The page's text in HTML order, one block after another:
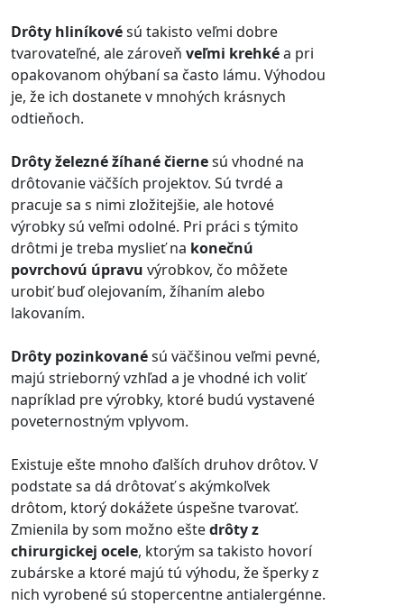
Drôty hliníkovésú takisto veľmi dobre
tvarovateľné, ale zároveň veľmi krehkéa pri
opakovanom ohýbaní sa často lámu. Výhodou
je, že ich dostanete v mnohých krásnych
odtieňoch.
Drôty železnéžíhané čiernesú vhodné na
drôtovanie väčších projektov. Sú tvrdé a
pracuje sa s nimi zložitejšie, ale hotové
výrobky sú veľmi odolné. Pri práci s týmito
drôtmi je treba myslieť na konečnú
povrchovú úpravu výrobkov, čo môžete
urobiť buď olejovaním, žíhaním alebo
lakovaním.
Drôty pozinkovanésú väčšinou veľmi pevné,
majú strieborný vzhľad a je vhodné ich voliť
napríklad pre výrobky, ktoré budú vystavené
poveternostným vplyvom.
Existuje ešte mnoho ďalších druhov drôtov. V
podstate sa dá drôtovať s akýmkoľvek
drôtom, ktorý dokážete úspešne tvarovať.
Zmienila by som možno eštedrôty z
chirurgickej ocele, ktorým sa takisto hovorí
zubárske a ktoré majú tú výhodu, že šperky z
nich vyrobené sú stopercentne antialergénne.